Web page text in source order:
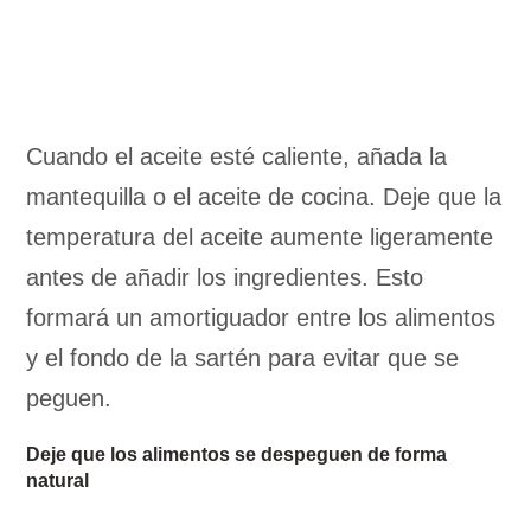
Cuando el aceite esté caliente, añada la
mantequilla o el aceite de cocina. Deje que la
temperatura del aceite aumente ligeramente
antes de añadir los ingredientes. Esto
formará un amortiguador entre los alimentos
y el fondo de la sartén para evitar que se
peguen.
Deje que los alimentos se despeguen de forma
natural